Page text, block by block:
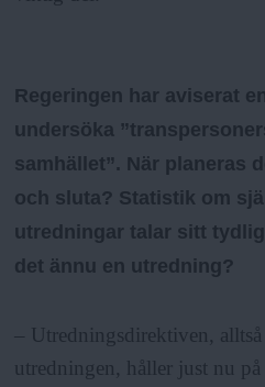
Regeringen har aviserat
undersöka
samhället”. När planeras
och sluta? Statistik om
utredningar talar sitt
det ännu en utredning?
– Utredningsdirektiven,
utredningen, håller just nu på